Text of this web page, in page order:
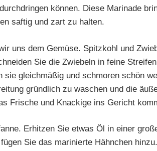
können. Diese Marinade
saftig und zart zu halten.
uns dem Gemüse. Spitzkohl und
Sie die Zwiebeln in feine
sie gleichmäßig und schmoren schön
gründlich zu waschen und die
Frische und Knackige ins Gericht
Erhitzen Sie etwas Öl in einer
Sie das marinierte Hähnchen